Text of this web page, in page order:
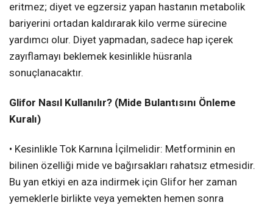
eritmez; diyet ve egzersiz yapan hastanın metabolik
bariyerini ortadan kaldırarak kilo verme sürecine
yardımcı olur. Diyet yapmadan, sadece hap içerek
zayıflamayı beklemek kesinlikle hüsranla
sonuçlanacaktır.
Glifor Nasıl Kullanılır? (Mide Bulantısını Önleme
Kuralı)
• Kesinlikle Tok Karnına İçilmelidir: Metforminin en
bilinen özelliği mide ve bağırsakları rahatsız etmesidir.
Bu yan etkiyi en aza indirmek için Glifor her zaman
yemeklerle birlikte veya yemekten hemen sonra